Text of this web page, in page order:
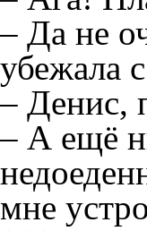
– Да не
убежала
– Денис,
– А ещё
мне